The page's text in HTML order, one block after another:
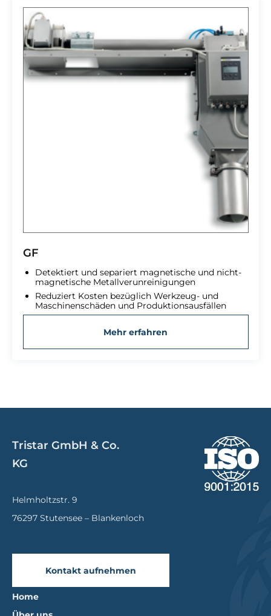
GF
Detektiert und separiert magnetische und nicht-
magnetische Metallverunreinigungen
Reduziert Kosten bezüglich Werkzeug- und
Maschinenschäden und Produktionsausfällen
Mehr erfahren
Tristar GmbH & Co.
KG
Helmholtzstr. 9
76297 Stutensee – Blankenloch
Kontakt aufnehmen
Home